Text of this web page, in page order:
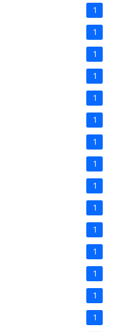
1
1
1
1
1
1
1
1
1
1
1
1
1
1
1